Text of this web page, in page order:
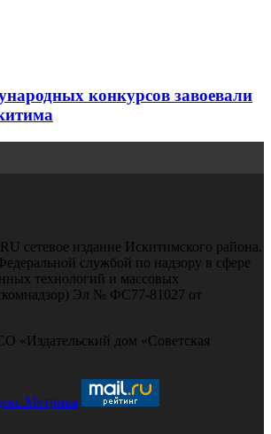
конкурсов завоевали
сетевое издание Искитимского района.
службой по надзору в сфере
технологий и массовых
Эл № ФС77-81027 от
«Издательский дом «Советская